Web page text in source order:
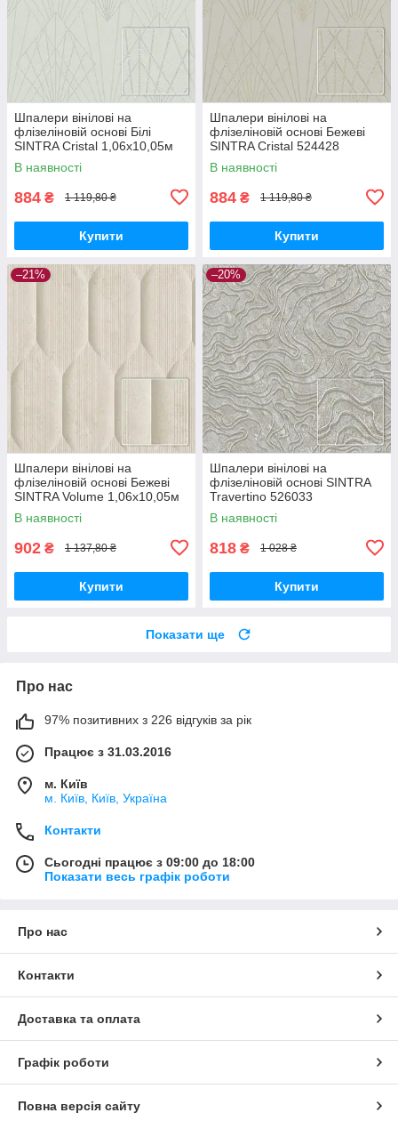
Шпалери вінілові на
флізеліновій основі Білі
SINTRA Cristal 1,06х10,05м
(524411)
В наявності
884 ₴ 1 119,80 ₴
Купити
Шпалери вінілові на
флізеліновій основі Бежеві
SINTRA Cristal 524428
(1,06х10,05м)
В наявності
884 ₴ 1 119,80 ₴
Купити
–21%
Шпалери вінілові на
флізеліновій основі Бежеві
SINTRA Volume 1,06х10,05м
(526217)
В наявності
902 ₴ 1 137,80 ₴
Купити
–20%
Шпалери вінілові на
флізеліновій основі SINTRA
Travertino 526033
(1,06х10,05м)
В наявності
818 ₴ 1 028 ₴
Купити
Показати ще
Про нас
97% позитивних з 226 відгуків за рік
Працює з 31.03.2016
м. Київ
м. Київ, Київ, Україна
Контакти
Сьогодні працює з 09:00 до 18:00
Показати весь графік роботи
Про нас
Контакти
Доставка та оплата
Графік роботи
Повна версія сайту